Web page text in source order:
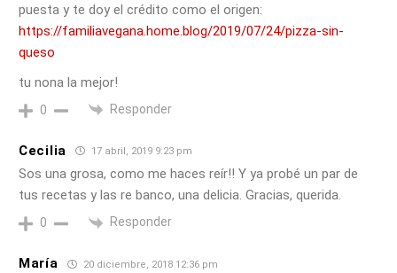
puesta y te doy el crédito como el origen:
https://familiavegana.home.blog/2019/07/24/pizza-sin-
queso
tu nona la mejor!
0 Responder
Cecilia 17 abril, 2019 9:23 pm
Sos una grosa, como me haces reír!! Y ya probé un par de
tus recetas y las re banco, una delicia. Gracias, querida.
0 Responder
María 20 diciembre, 2018 12:36 pm